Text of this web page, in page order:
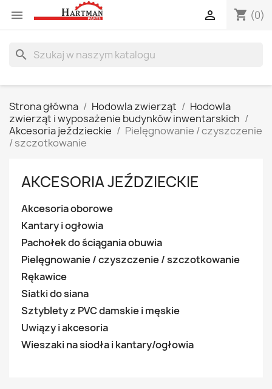
 shopping_cart (0)

search
Strona główna Hodowla zwierząt
Hodowla
zwierząt i wyposażenie budynków inwentarskich
Akcesoria jeździeckie
Pielęgnowanie / czyszczenie
/ szczotkowanie
AKCESORIA JEŹDZIECKIE
Akcesoria oborowe
Kantary i ogłowia
Pachołek do ściągania obuwia
Pielęgnowanie / czyszczenie / szczotkowanie
Rękawice
Siatki do siana
Sztyblety z PVC damskie i męskie
Uwiązy i akcesoria
Wieszaki na siodła i kantary/ogłowia